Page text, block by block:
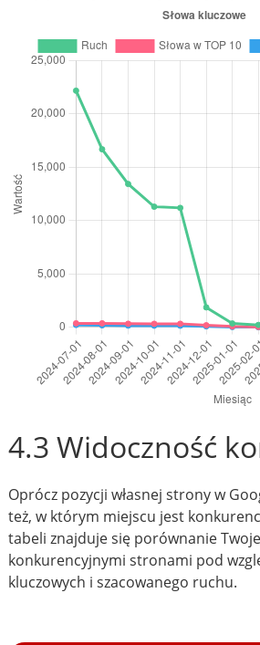
4.3 Widoczność
Oprócz pozycji własnej strony w
też, w którym miejscu jest
tabeli znajduje się porównanie
konkurencyjnymi stronami pod
kluczowych i szacowanego ruchu.